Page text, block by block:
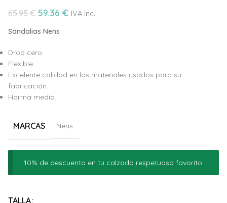
65.95€ 59.36 € IVA inc.
Sandalias Nens
Drop cero.
Flexible.
Excelente calidad en los materiales usados para su
fabricación.
Horma media.
MARCAS Nens
10% de descuento en tu calzado respetuoso favorito
TALLA
Alternative: